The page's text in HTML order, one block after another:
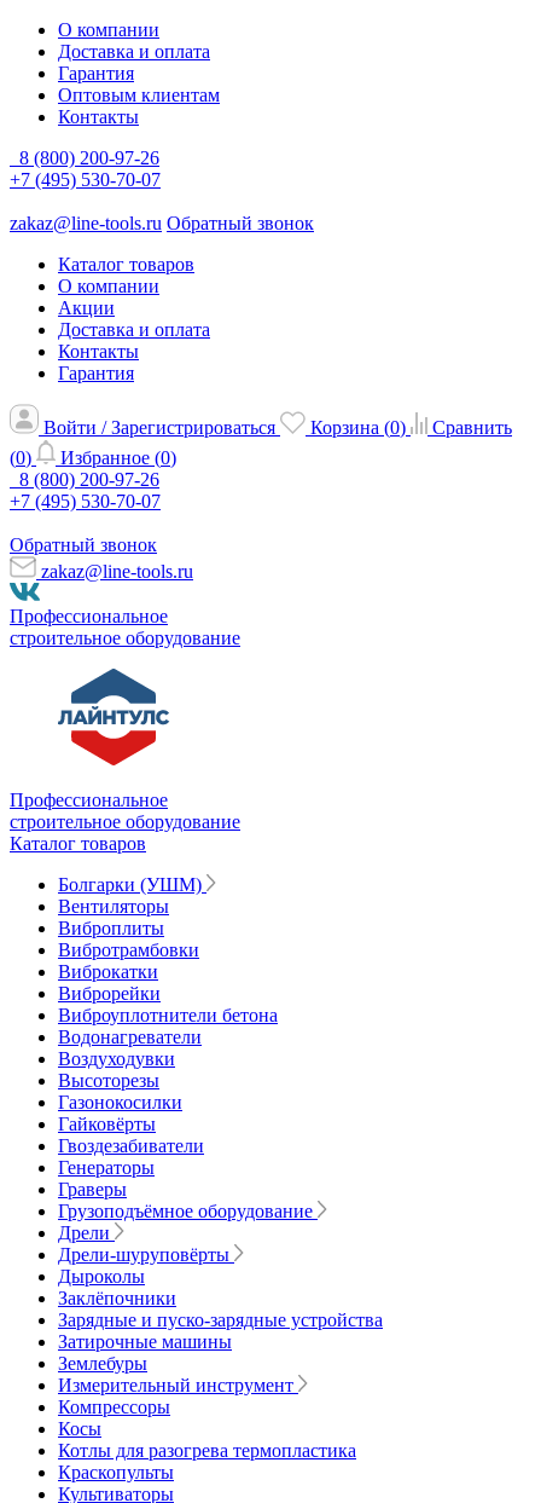
О компании
Доставка и оплата
Гарантия
Оптовым клиентам
Контакты
8 (800) 200-97-26
+7 (495) 530-70-07
zakaz@line-tools.ru Обратный звонок
Каталог товаров
О компании
Акции
Доставка и оплата
Контакты
Гарантия
Войти / Зарегистрироваться Корзина (0)
Сравнить
(0) Избранное (0)
8 (800) 200-97-26
+7 (495) 530-70-07
Обратный звонок
zakaz@line-tools.ru
Профессиональное
строительное оборудование
Профессиональное
строительное оборудование
Каталог товаров
Болгарки (УШМ)
Вентиляторы
Виброплиты
Вибротрамбовки
Виброкатки
Виброрейки
Виброуплотнители бетона
Водонагреватели
Воздуходувки
Высоторезы
Газонокосилки
Гайковёрты
Гвоздезабиватели
Генераторы
Граверы
Грузоподъёмное оборудование
Дрели
Дрели-шуруповёрты
Дыроколы
Заклёпочники
Зарядные и пуско-зарядные устройства
Затирочные машины
Землебуры
Измерительный инструмент
Компрессоры
Косы
Котлы для разогрева термопластика
Краскопульты
Культиваторы